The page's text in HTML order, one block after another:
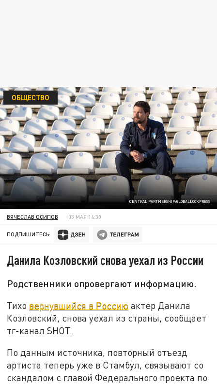
CENTRAL PARTNERSHIP/GLOBALLOOKPRESS
ОБЩЕСТВО
ВЯЧЕСЛАВ ОСИПОВ 03 МАЯ 14:30
ПОДПИШИТЕСЬ:
Данила Козловский снова уехал из России
Родственники опровергают информацию.
Тихо вернувшийся в Россию актер Данила
Козловский, снова уехал из страны, сообщает
тг-канал SHOT.
По данным источника, повторный отъезд
артиста теперь уже в Стамбул, связывают со
скандалом с главой Федерального проекта по